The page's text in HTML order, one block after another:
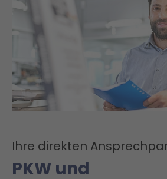
Ihre direkten
PKW und